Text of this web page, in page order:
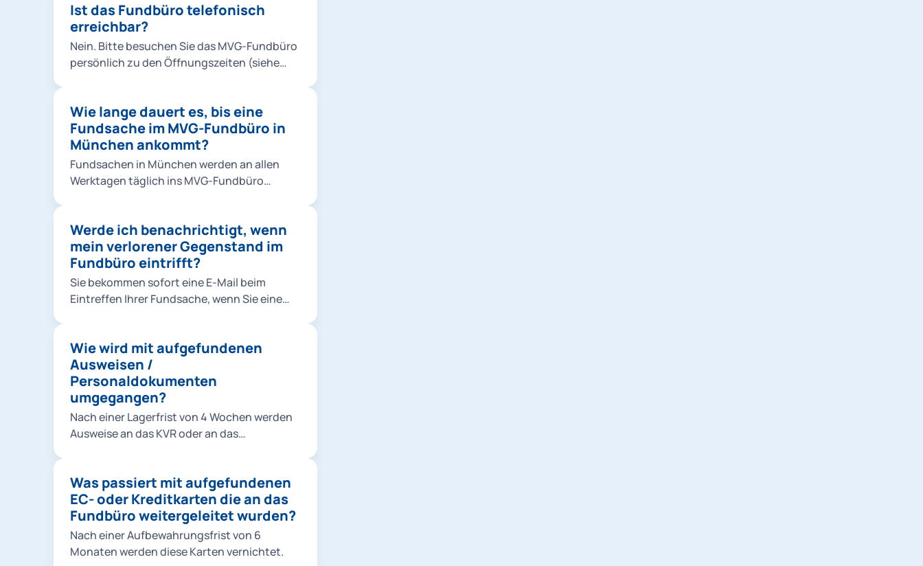
Ist das Fundbüro telefonisch
erreichbar?
Nein. Bitte besuchen Sie das MVG-Fundbüro
persönlich zu den Öffnungszeiten (siehe
Wie lange dauert es, bis eine
Fundsache im MVG-Fundbüro in
München ankommt?
Fundsachen in München werden an allen
Werktagen täglich ins MVG-Fundbüro
Werde ich benachrichtigt, wenn
mein verlorener Gegenstand im
Fundbüro eintrifft?
Sie bekommen sofort eine E-Mail beim
Eintreffen Ihrer Fundsache, wenn Sie eine
Wie wird mit aufgefundenen
Ausweisen /
Personaldokumenten
umgegangen?
Nach einer Lagerfrist von 4 Wochen werden
Ausweise an das KVR oder an das
Was passiert mit aufgefundenen
EC- oder Kreditkarten die an das
Fundbüro weitergeleitet wurden?
Nach einer Aufbewahrungsfrist von 6
Monaten werden diese Karten vernichtet.